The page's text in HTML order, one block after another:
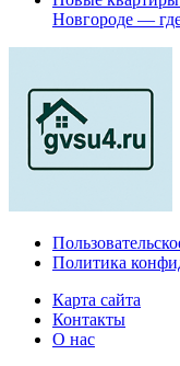
Новгороде —
Политика
Карта сайта
Контакты
О нас